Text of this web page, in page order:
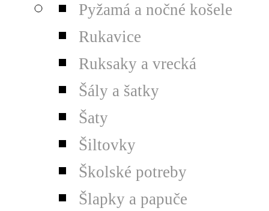
Pyžamá a nočné košele
Rukavice
Ruksaky a vrecká
Šály a šatky
Šaty
Šiltovky
Školské potreby
Šlapky a papuče